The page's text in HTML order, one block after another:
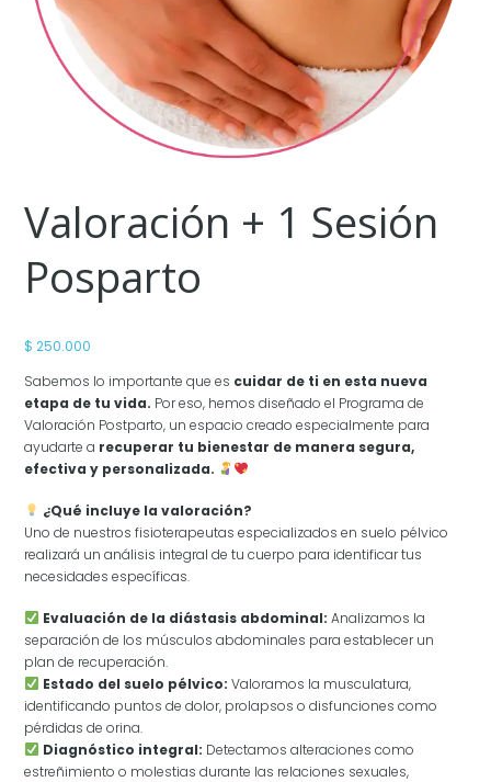
Valoración + 1 Sesión
Posparto
$ 250.000
Sabemos lo importante que es cuidar de ti en esta nueva
etapa de tu vida. Por eso, hemos diseñado el Programa de
Valoración Postparto, un espacio creado especialmente para
ayudarte a recuperar tu bienestar de manera segura,
efectiva y personalizada.
¿Qué incluye la valoración?
Uno de nuestros fisioterapeutas especializados en suelo pélvico
realizará un análisis integral de tu cuerpo para identificar tus
necesidades específicas.
Evaluación de la diástasis abdominal: Analizamos la
separación de los músculos abdominales para establecer un
plan de recuperación.
Estado del suelo pélvico: Valoramos la musculatura,
identificando puntos de dolor, prolapsos o disfunciones como
pérdidas de orina.
Diagnóstico integral: Detectamos alteraciones como
estreñimiento o molestias durante las relaciones sexuales,